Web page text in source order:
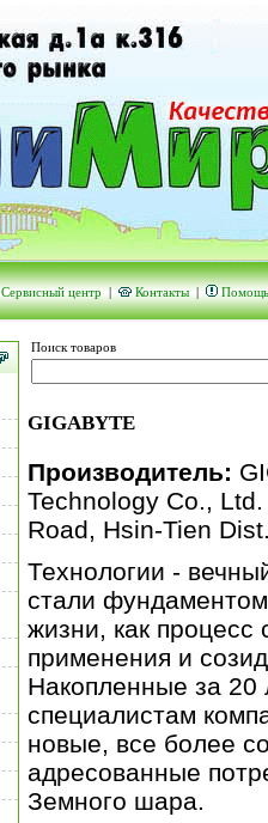
Сервисный центр | Контакты | Помощь
Поиск товаров
GIGABYTE
Производитель:
Technology Co.,
Road, Hsin-Tien
Технологии -
стали
жизни, как процесс
применения и
Накопленные за 20
специалистам
новые, все более
адресованные
Земного шара.